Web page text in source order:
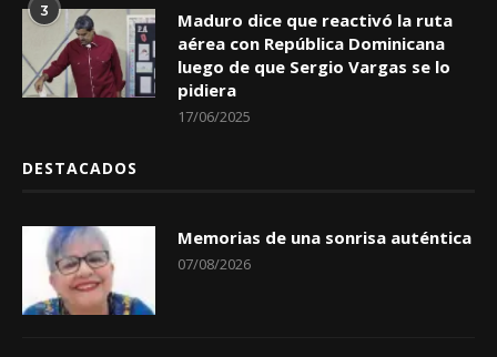
3
Maduro dice que reactivó la ruta
aérea con República Dominicana
luego de que Sergio Vargas se lo
pidiera
17/06/2025
DESTACADOS
Memorias de una sonrisa auténtica
07/08/2026